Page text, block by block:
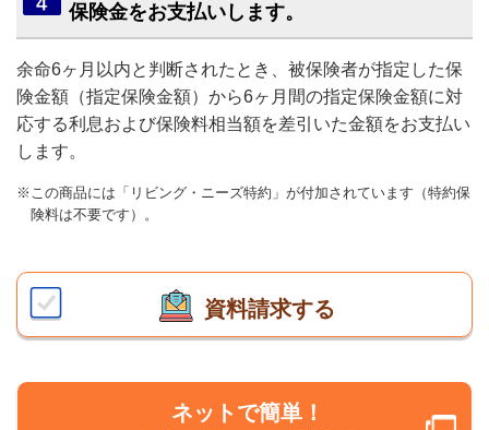
保険金をお支払いします。
余命6ヶ月以内と判断されたとき、被保険者が指定した保
険金額（指定保険金額）から6ヶ月間の指定保険金額に対
応する利息および保険料相当額を差引いた金額をお支払い
します。
※この商品には「リビング・ニーズ特約」が付加されています（特約保
険料は不要です）。
資料請求する
ネットで簡単！